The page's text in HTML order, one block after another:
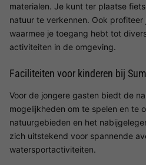
materialen. Je kunt ter plaatse
natuur te verkennen. Ook profiteer
waarmee je toegang hebt tot
activiteiten in de omgeving.
Faciliteiten voor kinderen bij
Voor de jongere gasten biedt de
mogelijkheden om te spelen en te
natuurgebieden en het
zich uitstekend voor spannende
watersportactiviteiten.